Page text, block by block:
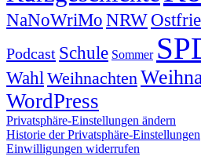
NaNoWriMo NRW
Podcast Schule Sommer
Wahl Weihnachten
WordPress
Privatsphäre-Einstellungen ändern
Historie der Privatsphäre-Einstellungen
Einwilligungen widerrufen